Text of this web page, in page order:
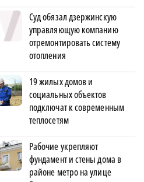
Суд обязал дзержинскую
управляющую компанию
отремонтировать систему
отопления
19 жилых домов и
социальных объектов
подключат к современным
теплосетям
Рабочие укрепляют
фундамент и стены дома в
районе метро на улице